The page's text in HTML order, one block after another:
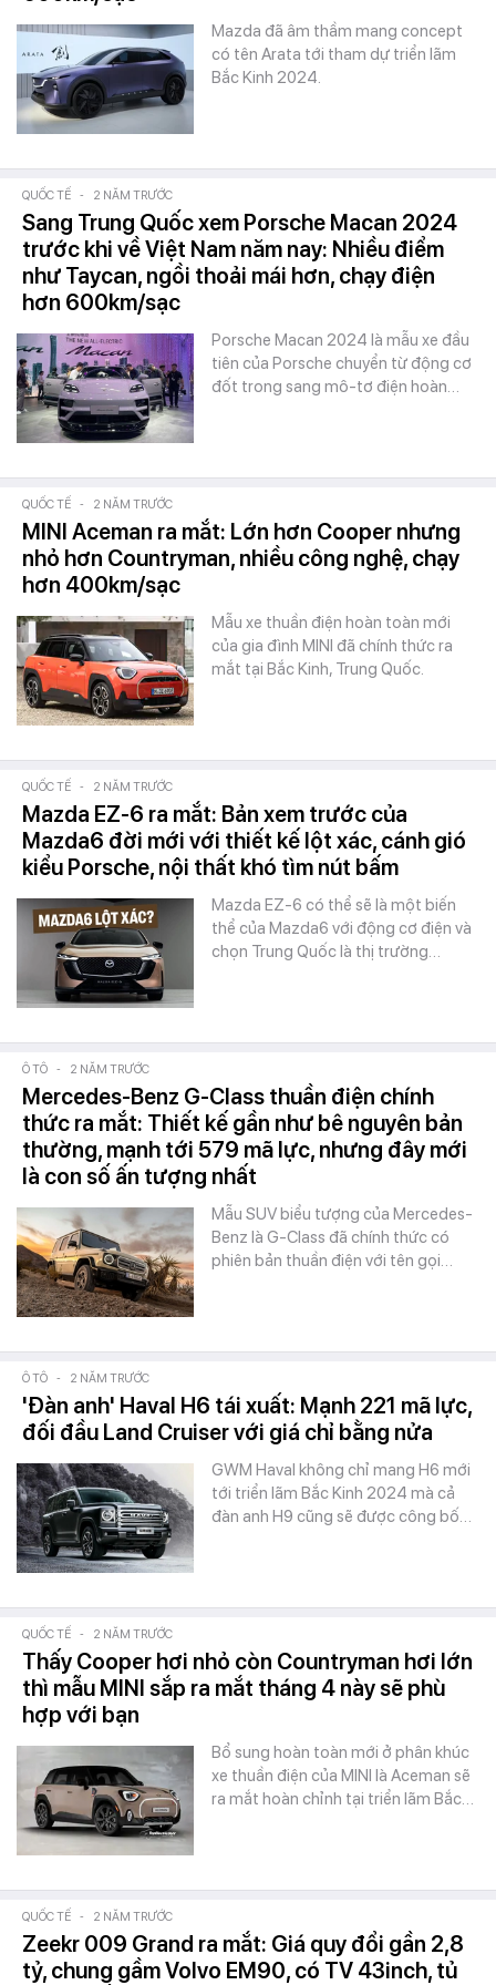
Mazda đã âm thầm mang concept
có tên Arata tới tham dự triển lãm
Bắc Kinh 2024.
QUỐC TẾ - 2 NĂM TRƯỚC
Sang Trung Quốc xem Porsche Macan 2024
trước khi về Việt Nam năm nay: Nhiều điểm
như Taycan, ngồi thoải mái hơn, chạy điện
hơn 600km/sạc
Porsche Macan 2024 là mẫu xe đầu
tiên của Porsche chuyển từ động cơ
đốt trong sang mô-tơ điện hoàn…
QUỐC TẾ - 2 NĂM TRƯỚC
MINI Aceman ra mắt: Lớn hơn Cooper nhưng
nhỏ hơn Countryman, nhiều công nghệ, chạy
hơn 400km/sạc
Mẫu xe thuần điện hoàn toàn mới
của gia đình MINI đã chính thức ra
mắt tại Bắc Kinh, Trung Quốc.
QUỐC TẾ - 2 NĂM TRƯỚC
Mazda EZ-6 ra mắt: Bản xem trước của
Mazda6 đời mới với thiết kế lột xác, cánh gió
kiểu Porsche, nội thất khó tìm nút bấm
Mazda EZ-6 có thể sẽ là một biến
thể của Mazda6 với động cơ điện và
chọn Trung Quốc là thị trường…
Ô TÔ - 2 NĂM TRƯỚC
Mercedes-Benz G-Class thuần điện chính
thức ra mắt: Thiết kế gần như bê nguyên bản
thường, mạnh tới 579 mã lực, nhưng đây mới
là con số ấn tượng nhất
Mẫu SUV biểu tượng của Mercedes-
Benz là G-Class đã chính thức có
phiên bản thuần điện với tên gọi…
Ô TÔ - 2 NĂM TRƯỚC
'Đàn anh' Haval H6 tái xuất: Mạnh 221 mã lực,
đối đầu Land Cruiser với giá chỉ bằng nửa
GWM Haval không chỉ mang H6 mới
tới triển lãm Bắc Kinh 2024 mà cả
đàn anh H9 cũng sẽ được công bố…
QUỐC TẾ - 2 NĂM TRƯỚC
Thấy Cooper hơi nhỏ còn Countryman hơi lớn
thì mẫu MINI sắp ra mắt tháng 4 này sẽ phù
hợp với bạn
Bổ sung hoàn toàn mới ở phân khúc
xe thuần điện của MINI là Aceman sẽ
ra mắt hoàn chỉnh tại triển lãm Bắc…
QUỐC TẾ - 2 NĂM TRƯỚC
Zeekr 009 Grand ra mắt: Giá quy đổi gần 2,8
tỷ, chung gầm Volvo EM90, có TV 43inch, tủ